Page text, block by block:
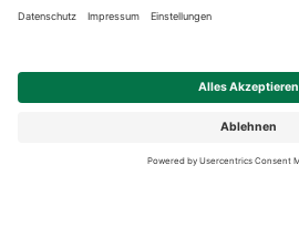
AGB
Datenschutz
Impressum